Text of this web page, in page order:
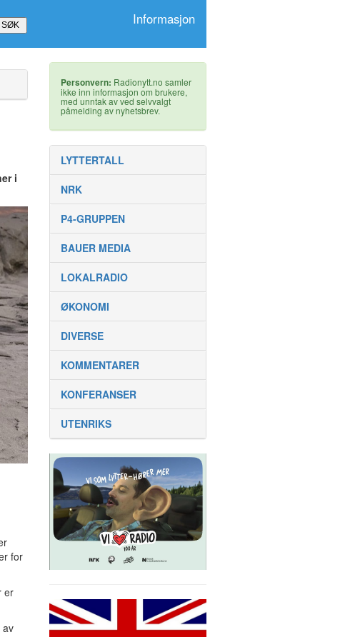
Informasjon
i
for
er
av
Personvern: Radionytt.no samler
ikke inn informasjon om brukere,
med unntak av ved selvvalgt
påmelding av nyhetsbrev.
LYTTERTALL
NRK
P4-GRUPPEN
BAUER MEDIA
LOKALRADIO
ØKONOMI
DIVERSE
KOMMENTARER
KONFERANSER
UTENRIKS